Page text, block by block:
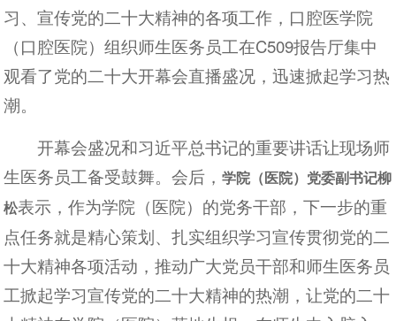
习、宣传党的二十大精神的各项工作，口腔医学院
（口腔医院）组织师生医务员工在C509报告厅集中
观看了党的二十大开幕会直播盛况，迅速掀起学习热
潮。
开幕会盛况和习近平总书记的重要讲话让现场师
生医务员工备受鼓舞。会后，学院（医院）党委副书记柳
松表示，作为学院（医院）的党务干部，下一步的重
点任务就是精心策划、扎实组织学习宣传贯彻党的二
十大精神各项活动，推动广大党员干部和师生医务员
工掀起学习宣传党的二十大精神的热潮，让党的二十